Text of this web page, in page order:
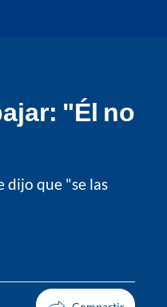
"Él no
dijo que "se las